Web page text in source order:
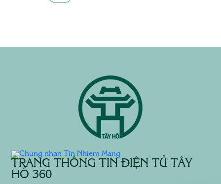
TRANG THÔNG TIN ĐIỆN TỬ TÂY
HỒ 360